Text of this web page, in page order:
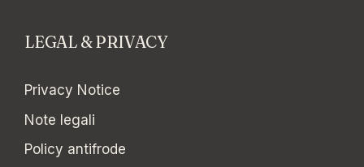
LEGAL & PRIVACY
Privacy Notice
Note legali
Policy antifrode